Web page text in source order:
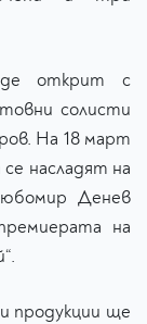
открит с
солисти
На 18 март
насладят на
Денев
на
продукции ще